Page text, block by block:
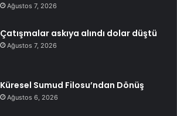
Ağustos 7, 2026
Çatışmalar askıya alındı dolar düştü
Ağustos 7, 2026
Küresel Sumud Filosu’ndan Dönüş
Ağustos 6, 2026